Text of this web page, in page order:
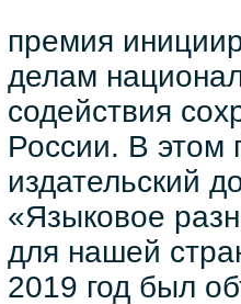
премия
делам
содействия
России. В этом
издательский
«Языковое
для нашей
2019 год был